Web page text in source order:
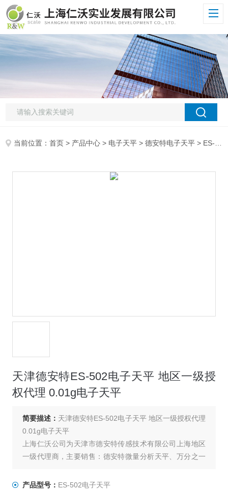
当前位置：首页 > 产品中心 > 电子天平 >德安特电子天平 > ES-502电子天平天津德安特ES-502电子天平 地区一级授权代理 0.01g电子天平
天津德安特ES-502电子天平 地区一级授
权代理 0.01g电子天平
简要描述： 天津德安特ES-502电子天平 地区一级授权代理
0.01g电子天平
上海仁沃公司为天津市德安特传感技术有限公司上海地区
一级代理商，主要销售：德安特微量分析天平、万分之一
光报警天平、工业精密天平，现诚招上海各地区分销商。
产品型号： ES-502电子天平